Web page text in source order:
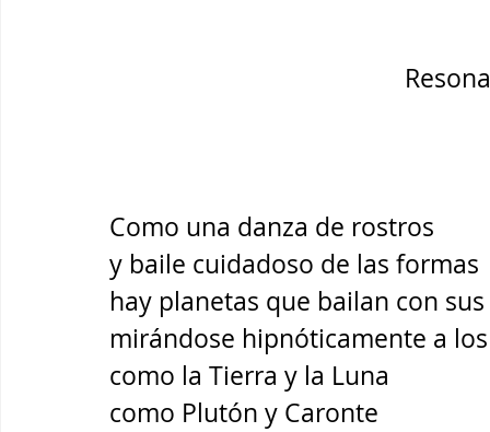
Como una danza de rostros
y baile cuidadoso de las formas
hay planetas que bailan con
mirándose hipnóticamente a
como la Tierra y la Luna
como Plutón y Caronte